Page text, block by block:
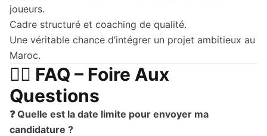
joueurs.
Cadre structuré et coaching de qualité.
Une véritable chance d’intégrer un projet ambitieux au
Maroc.
🙋‍♂️ FAQ – Foire Aux
Questions
❓ Quelle est la date limite pour envoyer ma
candidature ?